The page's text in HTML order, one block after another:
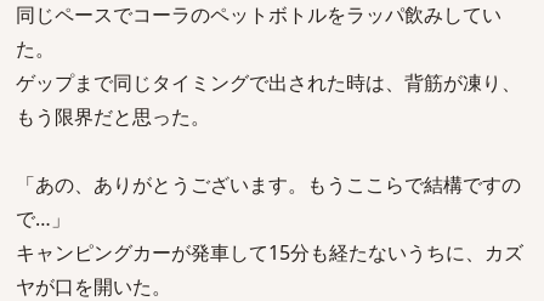
同じペースでコーラのペットボトルをラッパ飲みしてい
た。
ゲップまで同じタイミングで出された時は、背筋が凍り、
もう限界だと思った。
「あの、ありがとうございます。もうここらで結構ですの
で…」
キャンピングカーが発車して15分も経たないうちに、カズ
ヤが口を開いた。